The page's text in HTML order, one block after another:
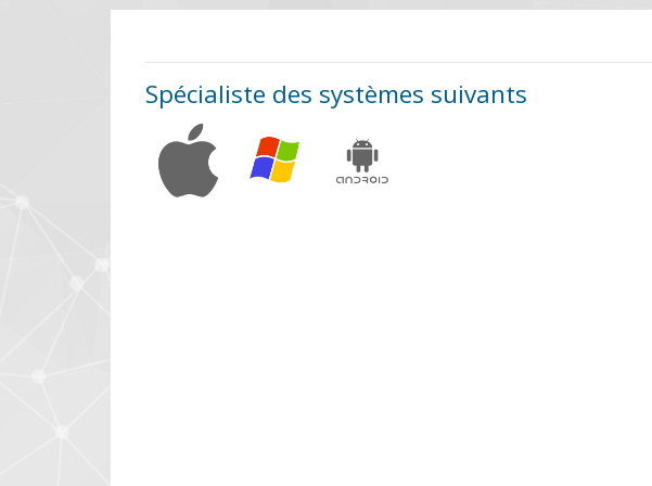
Spécialiste des systèmes suivants